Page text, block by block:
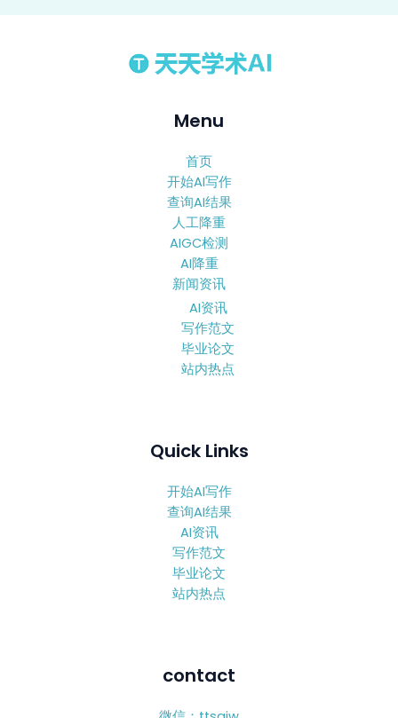
Menu
首页
开始AI写作
查询AI结果
人工降重
AIGC检测
AI降重
新闻资讯
AI资讯
写作范文
毕业论文
站内热点
Quick Links
开始AI写作
查询AI结果
AI资讯
写作范文
毕业论文
站内热点
contact